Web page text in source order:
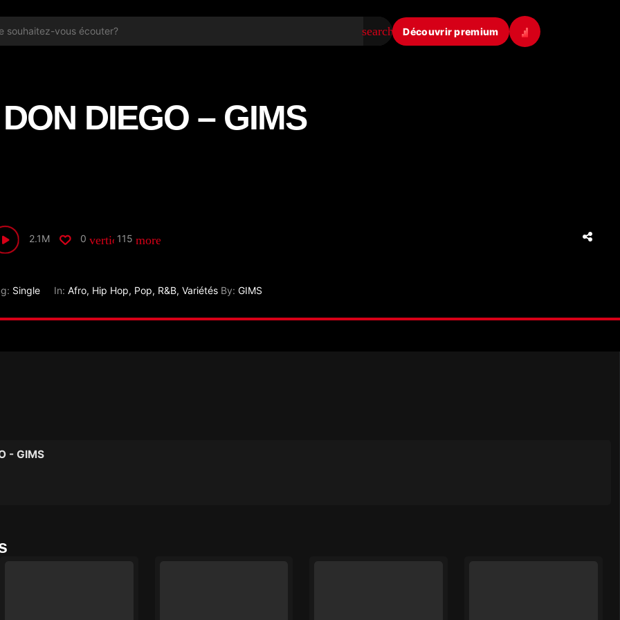
search Découvrir premium
DON DIEGO – GIMS
2.1M 0 vertical_align_bottom
115 more_horiz
Single In: Afro, Hip Hop, Pop, R&B, Variétés By: GIMS
- GIMS